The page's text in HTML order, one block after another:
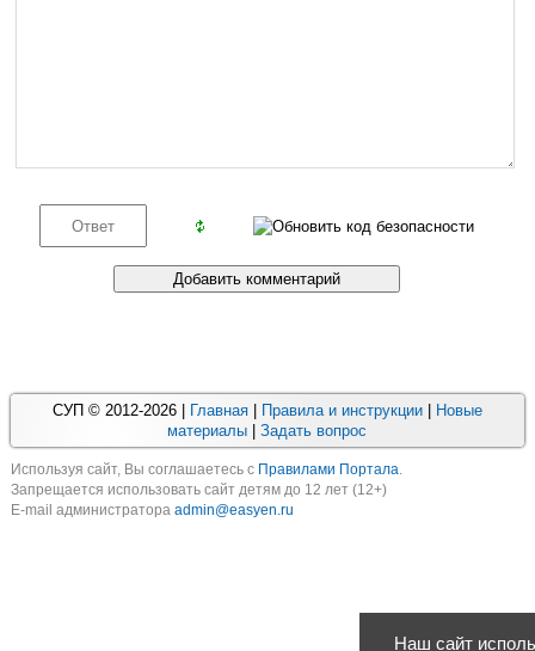
СУП © 2012-2026 | Главная| Правила и инструкции|
Новые
материалы |Задать вопрос
Используя cайт, Вы соглашаетесь с Правилами Портала.
Запрещается использовать сайт детям до 12 лет (12+)
E-mail администратора admin@easyen.ru
Наш сайт